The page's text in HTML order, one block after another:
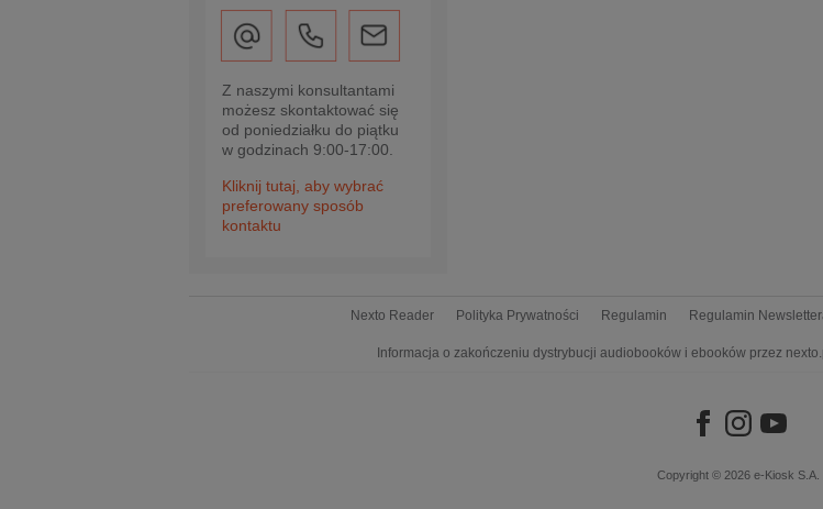
Z naszymi konsultantami
możesz skontaktować się
od poniedziałku do piątku
w godzinach 9:00-17:00.
Kliknij tutaj, aby wybrać
preferowany sposób
kontaktu
Nexto Reader Polityka Prywatności Regulamin Regulamin
Informacja o zakończeniu dystrybucji audiobooków i ebooków przez
Copyright © 2026 e-Kiosk S.A.